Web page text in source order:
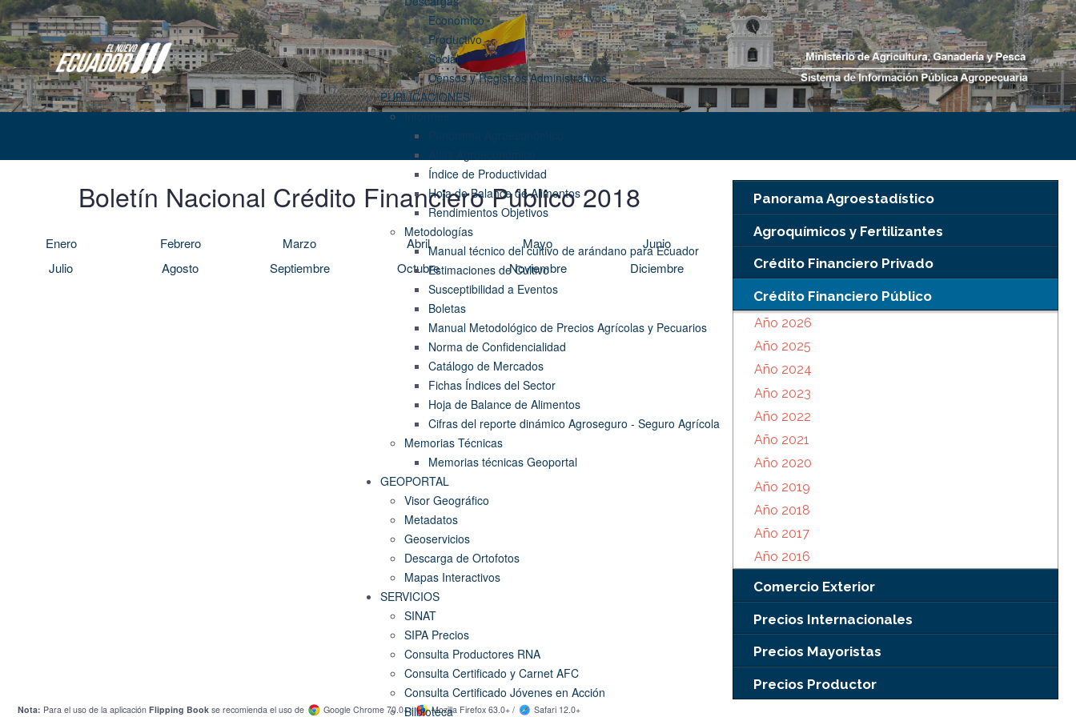
Económico
Productivo
Social
Censos y Registros Administrativos
PUBLICACIONES
Informes
Índice de Productividad
Hoja de Balance de Alimentos
Rendimientos Objetivos
Metodologías
Manual técnico del cultivo de arándano para Ecuador
Estimaciones de Cultivo
Susceptibilidad a Eventos
Boletas
Manual Metodológico de Precios Agrícolas y Pecuarios
Norma de Confidencialidad
Catálogo de Mercados
Fichas Índices del Sector
Hoja de Balance de Alimentos
Cifras del reporte dinámico Agroseguro - Seguro Agrícola
Memorias Técnicas
Memorias técnicas Geoportal
GEOPORTAL
Visor Geográfico
Metadatos
Geoservicios
Descarga de Ortofotos
Mapas Interactivos
SERVICIOS
SINAT
SIPA Precios
Consulta Productores RNA
Consulta Certificado y Carnet AFC
Consulta Certificado Jóvenes en Acción
Bilbioteca
Boletín Nacional Crédito Financiero Público 2018
Enero Febrero Marzo Abril Mayo
Junio
Julio
Agosto Septiembre Octubre Noviembre Diciembre
Nota: Para el uso de la aplicación Flipping Book se recomienda el uso de Google Chrome 70.0+ / Mozilla Firefox 63.0+ / Safari 12.0+
Panorama Agroestadístico
Agroquímicos y Fertilizantes
Crédito Financiero Privado
Crédito Financiero Público
Año 2026
Año 2025
Año 2024
Año 2023
Año 2022
Año 2021
Año 2020
Año 2019
Año 2018
Año 2017
Año 2016
Comercio Exterior
Precios Internacionales
Precios Mayoristas
Precios Productor